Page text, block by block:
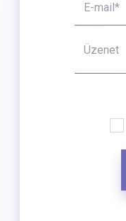
E-mail*
Üzenet